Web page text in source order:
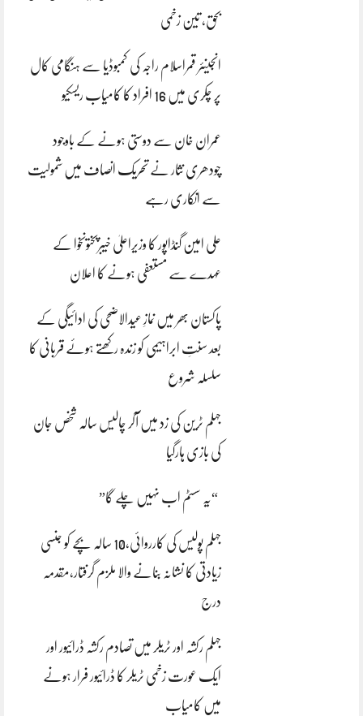
بحق، تین زخمی
انجینئر قمراسلام راجہ کی کمبوڈیا سے ہنگامی کال
پر چکری میں 16 افراد کا کامیاب ریسکیو
عمران خان سے دوستی ہونے کے باوجود
چودھری نثار نے تحریک انصاف میں شمولیت
سے انکاری رہے
علی امین گنڈاپور کا وزیراعلیٰ خیبرپختونخوا کے
عہدے سے مستعفی ہونے کا اعلان
پاکستان بھر میں نمازِ عیدالاضحی کی ادائیگی کے
بعد سنتِ ابراہیمی کو زندہ رکھتے ہوئے قربانی کا
سلسلہ شروع
جہلم ٹرین کی زد میں آکر چالیس سالہ شخص جان
کی بازی ہارگیا
“یہ سسٹم اب نہیں چلے گا”
جہلم پولیس کی کارروائی،10 سالہ بچے کو جنسی
زیادتی کا نشانہ بنانے والا ملزم گرفتار،مقدمہ
درج
جہلم رکشہ اور ٹریلر میں تصادم رکشہ ڈرائیور اور
ایک عورت زخمی ٹریلر کا ڈرائیور فرار ہونے
میں کامیاب